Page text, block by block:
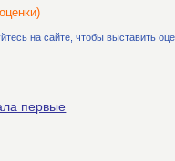
на сайте, чтобы выставить
первые